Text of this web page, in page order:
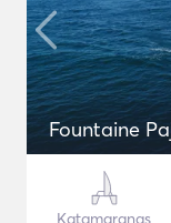
Fountaine
Katamaranas